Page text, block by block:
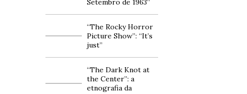
Setembro de 1963”
“The Rocky Horror
Picture Show”: “It’s
just”
“The Dark Knot at
the Center”: a
etnografia da